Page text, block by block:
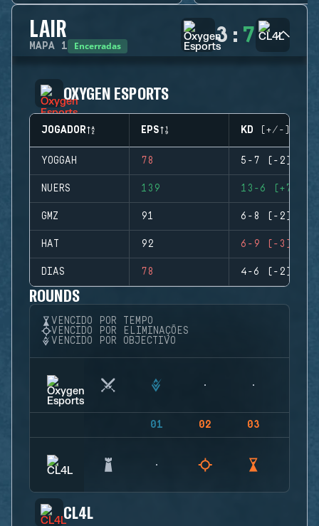
LAIR
MAPA 1 Encerradas 3 : 7
OXYGEN ESPORTS
JOGADOR EPS KD (+/-)
YOGGAH 78 5-7 (-2)
NUERS 139 13-6 (+7)
GMZ 91 6-8 (-2)
HAT 92 6-9 (-3)
DIAS 78 4-6 (-2)
ROUNDS
VENCIDO POR TEMPO
VENCIDO POR ELIMINAÇÕES
VENCIDO POR OBJECTIVO
01 02 03
CL4L